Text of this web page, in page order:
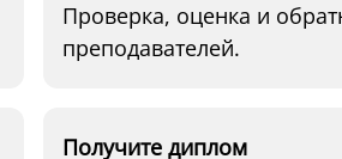
Проверка, оценка и
преподавателей.
Получите диплом